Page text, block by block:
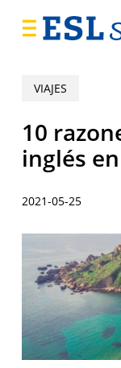
VIAJES
10
inglés
2021-05-25